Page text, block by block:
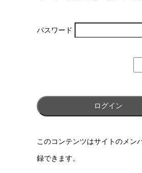
パスワード
このコンテンツはサイトのメン
録できます。